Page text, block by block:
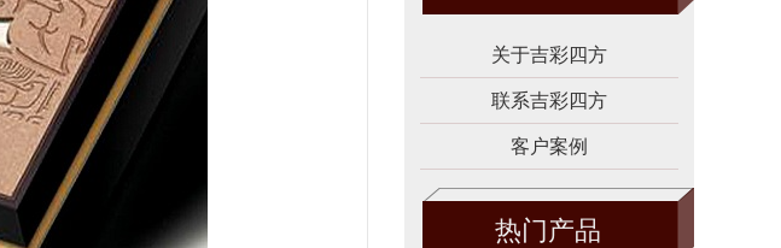
关于吉彩四方
联系吉彩四方
客户案例
热门产品